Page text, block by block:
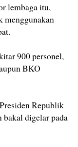
lembaga itu,
menggunakan
900 personel,
BKO
Republik
digelar pada